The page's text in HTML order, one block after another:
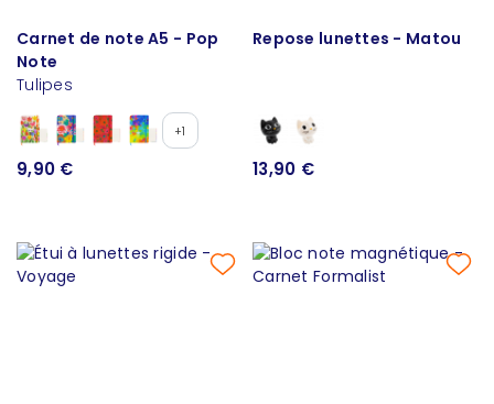
Carnet de note A5 - Pop
Note
Tulipes
+1
9,90 €
Repose lunettes - Matou
13,90 €